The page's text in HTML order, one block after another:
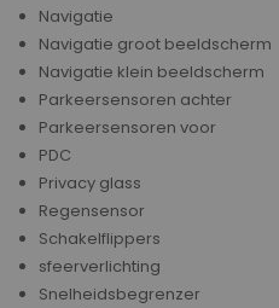
Navigatie
Navigatie groot beeldscherm
Navigatie klein beeldscherm
Parkeersensoren achter
Parkeersensoren voor
PDC
Privacy glass
Regensensor
Schakelflippers
sfeerverlichting
Snelheidsbegrenzer